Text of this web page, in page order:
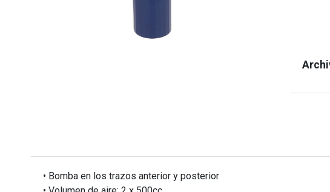
• Bomba en los trazos anterior y posterior